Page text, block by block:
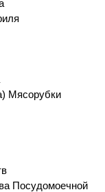
Мясорубки
Посудомоечной